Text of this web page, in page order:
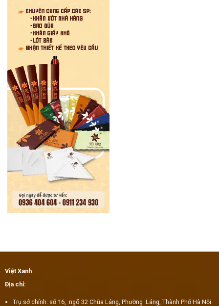
Việt Xanh
Địa chỉ:
Trụ sở chính: số 16, ngõ 32 Chùa Láng, Phường Láng, Thành Phố Hà Nội.